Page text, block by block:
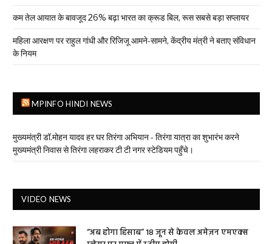
कम तेल आयात के बावजूद 26% बढ़ा भारत का क्रूड बिल, रूस सबसे बड़ा सप्लायर
महिला आरक्षण पर राहुल गांधी और रिजिजू आमने-सामने, केंद्रीय मंत्री ने बताए संविधान
के नियम
MPINFO HINDI NEWS
मुख्यमंत्री डॉ.मोहन यादव हर घर तिरंगा अभियान - तिरंगा यात्रा का शुभारंभ करने
मुख्यमंत्री निवास से तिरंगा लहराकर टी टी नगर स्टेडियम पहुँचे।
VIDEO NEWS
“अब होगा हिसाब” 18 जून से केवल अमेज़न एमएक्स